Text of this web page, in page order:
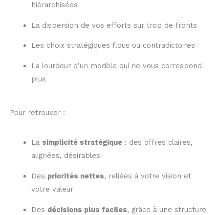
hiérarchisées
La dispersion de vos efforts sur trop de fronts
Les choix stratégiques flous ou contradictoires
La lourdeur d’un modèle qui ne vous correspond
plus
Pour retrouver :
La simplicité stratégique: des offres claires,
alignées, désirables
Des priorités nettes, reliées à votre vision et
votre valeur
Des décisions plus faciles, grâce à une structure